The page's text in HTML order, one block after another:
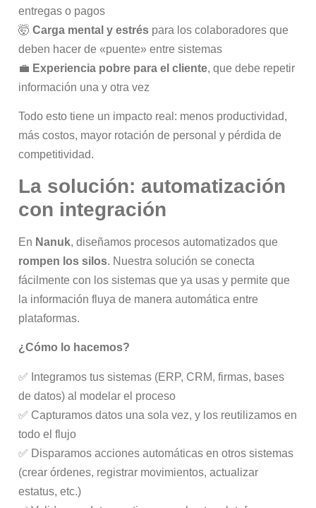
entregas o pagos
🤯 Carga mental y estrés para los colaboradores que
deben hacer de «puente» entre sistemas
💼 Experiencia pobre para el cliente, que debe repetir
información una y otra vez
Todo esto tiene un impacto real: menos productividad,
más costos, mayor rotación de personal y pérdida de
competitividad.
La solución: automatización
con integración
En Nanuk, diseñamos procesos automatizados que
rompen los silos. Nuestra solución se conecta
fácilmente con los sistemas que ya usas y permite que
la información fluya de manera automática entre
plataformas.
¿Cómo lo hacemos?
✅ Integramos tus sistemas (ERP, CRM, firmas, bases
de datos) al modelar el proceso
✅ Capturamos datos una sola vez, y los reutilizamos en
todo el flujo
✅ Disparamos acciones automáticas en otros sistemas
(crear órdenes, registrar movimientos, actualizar
estatus, etc.)